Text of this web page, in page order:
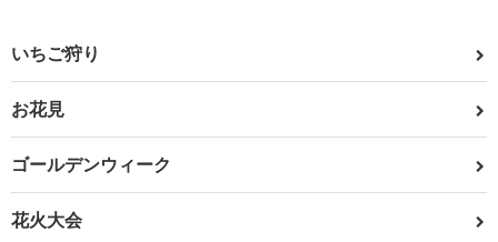
いちご狩り
お花見
ゴールデンウィーク
花火大会